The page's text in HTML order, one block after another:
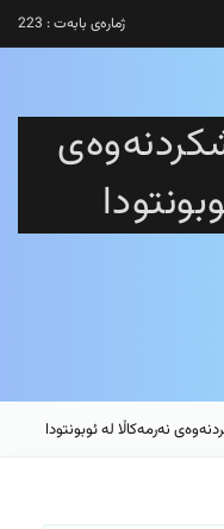
ژمارەی بابەت : 223
نەرمەکاڵا لە ئوبونتودا